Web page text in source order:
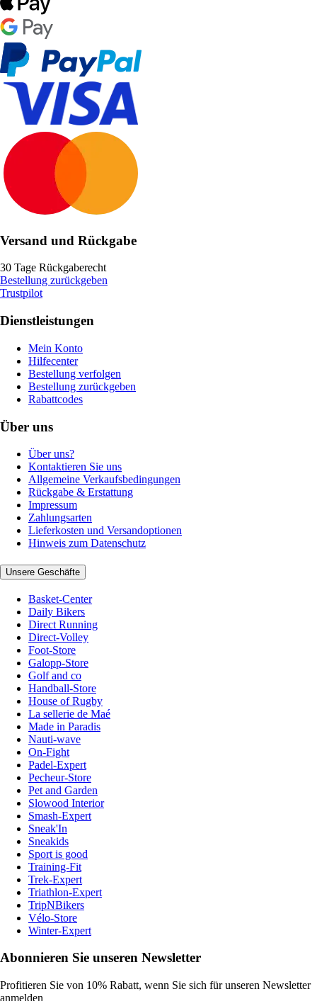
Versand und Rückgabe
30 Tage Rückgaberecht
Bestellung zurückgeben
Trustpilot
Dienstleistungen
Mein Konto
Hilfecenter
Bestellung verfolgen
Bestellung zurückgeben
Rabattcodes
Über uns
Über uns?
Kontaktieren Sie uns
Allgemeine Verkaufsbedingungen
Rückgabe & Erstattung
Impressum
Zahlungsarten
Lieferkosten und Versandoptionen
Hinweis zum Datenschutz
Unsere Geschäfte
Basket-Center
Daily Bikers
Direct Running
Direct-Volley
Foot-Store
Galopp-Store
Golf and co
Handball-Store
House of Rugby
La sellerie de Maé
Made in Paradis
Nauti-wave
On-Fight
Padel-Expert
Pecheur-Store
Pet and Garden
Slowood Interior
Smash-Expert
Sneak'In
Sneakids
Sport is good
Training-Fit
Trek-Expert
Triathlon-Expert
TripNBikers
Vélo-Store
Winter-Expert
Abonnieren Sie unseren Newsletter
Profitieren Sie von 10% Rabatt, wenn Sie sich für unseren Newsletter
anmelden